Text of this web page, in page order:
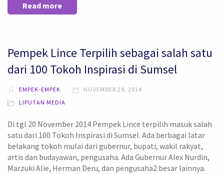
Read more
Pempek Lince Terpilih sebagai salah satu
dari 100 Tokoh Inspirasi di Sumsel
EMPEK-EMPEK
NOVEMBER 28, 2014
LIPUTAN MEDIA
Di tgl 20 November 2014 Pempek Lince terpilih masuk salah
satu dari 100 Tokoh Inspirasi di Sumsel. Ada berbagai latar
belakang tokoh mulai dari gubernur, bupati, wakil rakyat,
artis dan budayawan, pengusaha. Ada Gubernur Alex Nurdin,
Marzuki Alie, Herman Deru, dan pengusaha2 besar lainnya.